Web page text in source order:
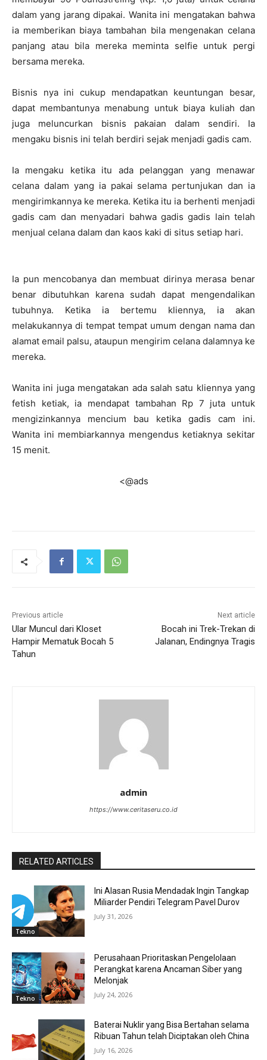
dalam yang jarang dipakai. Wanita ini mengatakan bahwa
ia memberikan biaya tambahan bila mengenakan celana
panjang atau bila mereka meminta selfie untuk pergi
bersama mereka.
Bisnis nya ini cukup mendapatkan keuntungan besar,
dapat membantunya menabung untuk biaya kuliah dan
juga meluncurkan bisnis pakaian dalam sendiri. Ia
mengaku bisnis ini telah berdiri sejak menjadi gadis cam.
Ia mengaku ketika itu ada pelanggan yang menawar
celana dalam yang ia pakai selama pertunjukan dan ia
mengirimkannya ke mereka. Ketika itu ia berhenti menjadi
gadis cam dan menyadari bahwa gadis gadis lain telah
menjual celana dalam dan kaos kaki di situs setiap hari.
Ia pun mencobanya dan membuat dirinya merasa benar
benar dibutuhkan karena sudah dapat mengendalikan
tubuhnya. Ketika ia bertemu kliennya, ia akan
melakukannya di tempat tempat umum dengan nama dan
alamat email palsu, ataupun mengirim celana dalamnya ke
mereka.
Wanita ini juga mengatakan ada salah satu kliennya yang
fetish ketiak, ia mendapat tambahan Rp 7 juta untuk
mengizinkannya mencium bau ketika gadis cam ini.
Wanita ini membiarkannya mengendus ketiaknya sekitar
15 menit.
<@ads
Previous article
Ular Muncul dari Kloset
Hampir Mematuk Bocah 5
Tahun
Next article
Bocah ini Trek-Trekan di
Jalanan, Endingnya Tragis
admin
https://www.ceritaseru.co.id
RELATED ARTICLES
Tekno
Ini Alasan Rusia Mendadak Ingin Tangkap
Miliarder Pendiri Telegram Pavel Durov
July 31, 2026
Tekno
Perusahaan Prioritaskan Pengelolaan
Perangkat karena Ancaman Siber yang
Melonjak
July 24, 2026
Baterai Nuklir yang Bisa Bertahan selama
Ribuan Tahun telah Diciptakan oleh China
July 16, 2026